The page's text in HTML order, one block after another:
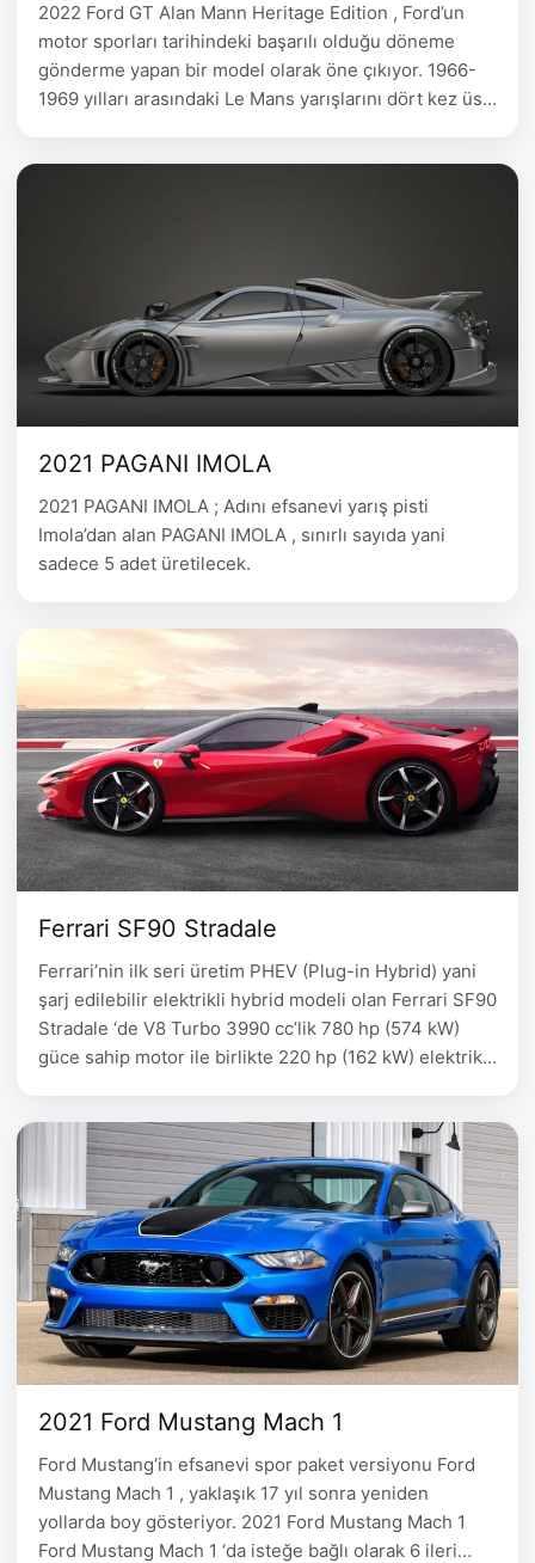
2022 Ford GT Alan Mann Heritage Edition , Ford’un
motor sporları tarihindeki başarılı olduğu döneme
gönderme yapan bir model olarak öne çıkıyor. 1966-
1969 yılları arasındaki Le Mans yarışlarını dört kez üst
2021 PAGANI IMOLA
2021 PAGANI IMOLA ; Adını efsanevi yarış pisti
Imola’dan alan PAGANI IMOLA , sınırlı sayıda yani
sadece 5 adet üretilecek.
Ferrari SF90 Stradale
Ferrari’nin ilk seri üretim PHEV (Plug-in Hybrid) yani
şarj edilebilir elektrikli hybrid modeli olan Ferrari SF90
Stradale ‘de V8 Turbo 3990 cc’lik 780 hp (574 kW)
güce sahip motor ile birlikte 220 hp (162 kW) elektrik
sahip olan Ferrari gücünü 4wd …
2021 Ford Mustang Mach 1
Ford Mustang’in efsanevi spor paket versiyonu Ford
Mustang Mach 1 , yaklaşık 17 yıl sonra yeniden
yollarda boy gösteriyor. 2021 Ford Mustang Mach 1
Ford Mustang Mach 1 ‘da isteğe bağlı olarak 6 ileri